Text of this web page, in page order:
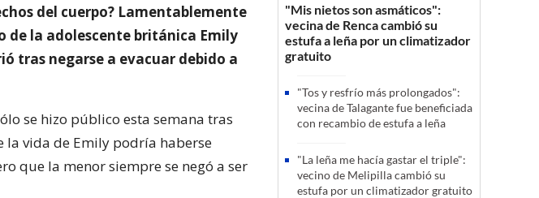
del cuerpo? Lamentablemente
de la adolescente británica Emily
tras negarse a evacuar debido a
se hizo público esta semana tras
vida de Emily podría haberse
que la menor siempre se negó a ser
"Mis nietos son asmáticos":
vecina de Renca cambió su
estufa a leña por un climatizador
gratuito
"Tos y resfrío más prolongados":
vecina de Talagante fue beneficiada
con recambio de estufa a leña
"La leña me hacía gastar el triple":
vecino de Melipilla cambió su
estufa por un climatizador gratuito